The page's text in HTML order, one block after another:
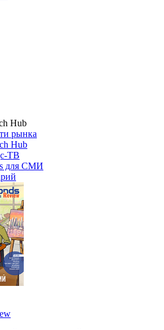
Hub
рынка
Hub
ТВ
для СМИ